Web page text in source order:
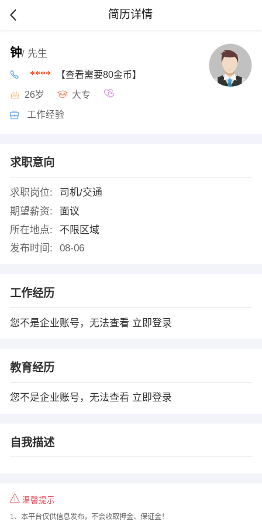
简历详情
钟/ 先生
**** 【查看需要80金币】
26岁 大专
工作经验
求职意向
求职岗位:
司机/交通
期望薪资:
面议
所在地点:
不限区域
发布时间:
08-06
工作经历
您不是企业账号，无法查看 立即登录
教育经历
您不是企业账号，无法查看 立即登录
自我描述
温馨提示
1、本平台仅供信息发布，不会收取押金、保证金！